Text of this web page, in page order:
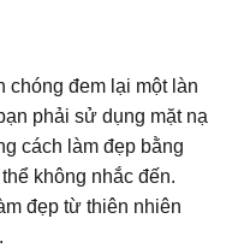
chóng đem lại một làn
phải sử dụng mặt nạ
cách làm đẹp bằng
không nhắc đến.
đẹp từ thiên nhiên